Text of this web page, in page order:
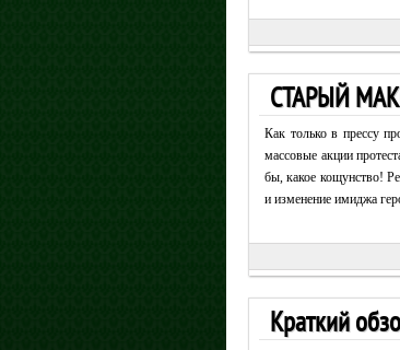
СТАРЫЙ
Как только в прессу
массовые акции
бы, какое кощунство!
и изменение имиджа
Краткий